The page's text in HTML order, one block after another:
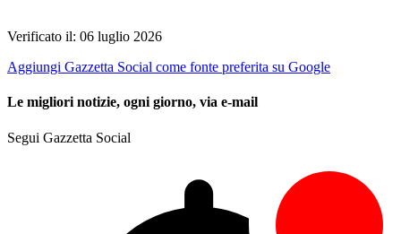
Verificato il: 06 luglio 2026
Aggiungi Gazzetta Social come fonte preferita su Google
Le migliori notizie, ogni giorno, via e-mail
Segui Gazzetta Social